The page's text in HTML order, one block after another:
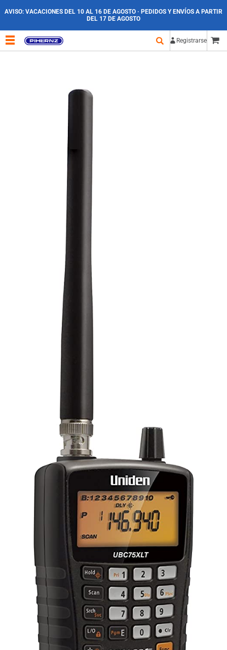
AVISO: VACACIONES DEL 10 AL 16 DE AGOSTO · PEDIDOS Y ENVÍOS A PARTIR
DEL 17 DE AGOSTO
Registrarse